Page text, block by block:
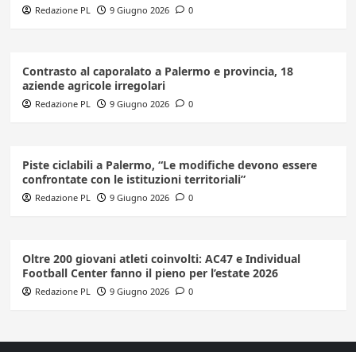
Redazione PL 9 Giugno 2026 0
Contrasto al caporalato a Palermo e provincia, 18
aziende agricole irregolari
Redazione PL 9 Giugno 2026 0
Piste ciclabili a Palermo, “Le modifiche devono essere
confrontate con le istituzioni territoriali”
Redazione PL 9 Giugno 2026 0
Oltre 200 giovani atleti coinvolti: AC47 e Individual
Football Center fanno il pieno per l’estate 2026
Redazione PL 9 Giugno 2026 0